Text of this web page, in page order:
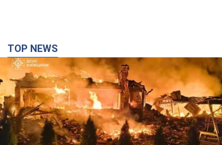
час назад
"Верните Федорова": в городах Украины уже
23-й день подряд проходят массовые митинги
с плакатами. Фото и видео
Участники акций продолжают серию ежедневных протестов
8 часов назад 2,8 т.